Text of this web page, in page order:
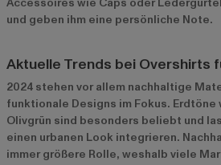
und geben ihm eine persönliche Note.
Aktuelle Trends bei Overshirts
2024 stehen vor allem nachhaltige
funktionale Designs im Fokus. Erdtöne
Olivgrün sind besonders beliebt und
einen urbanen Look integrieren.
immer größere Rolle, weshalb viele